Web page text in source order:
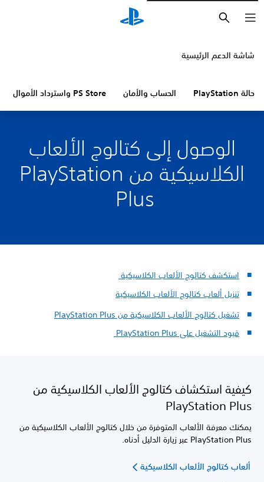
شاشة الدعم الرئيسية
حالة PlayStation الحساب والأمان PS Store واسترداد الأموال
الوصول إلى كتالوج الألعاب
الكلاسيكية من PlayStation
Plus
استكشف كتالوج الألعاب الكلاسيكية
تنزيل ألعاب كتالوج الألعاب الكلاسيكية
تشغيل كتالوج الألعاب الكلاسيكية من PlayStation Plus
قيود التشغيل على PlayStation Plus
كيفية استكشاف كتالوج الألعاب الكلاسيكية من
PlayStation Plus
يمكنك معرفة الألعاب المتوفرة من خلال كتالوج الألعاب الكلاسيكية من
PlayStation Plus عبر زيارة الدليل أدناه.
ألعاب كتالوج الألعاب الكلاسيكية